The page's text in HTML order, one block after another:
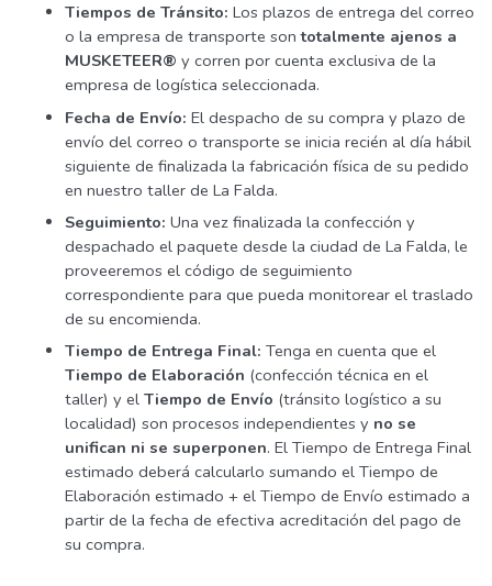
Tiempos de Tránsito: Los plazos de entrega del correo
o la empresa de transporte sontotalmente ajenos a
MUSKETEER® y corren por cuenta exclusiva de la
empresa de logística seleccionada.
Fecha de Envío: El despacho de su compra y plazo de
envío del correo o transporte se inicia recién al día hábil
siguiente de finalizada la fabricación física de su pedido
en nuestro taller de La Falda.
Seguimiento: Una vez finalizada la confección y
despachado el paquete desde la ciudad de La Falda, le
proveeremos el código de seguimiento
correspondiente para que pueda monitorear el traslado
de su encomienda.
Tiempo de Entrega Final: Tenga en cuenta que el
Tiempo de Elaboración (confección técnica en el
taller) y el Tiempo de Envío (tránsito logístico a su
localidad) son procesos independientes y no se
unifican ni se superponen. El Tiempo de Entrega Final
estimado deberá calcularlo sumando el Tiempo de
Elaboración estimado + el Tiempo de Envío estimado a
partir de la fecha de efectiva acreditación del pago de
su compra.